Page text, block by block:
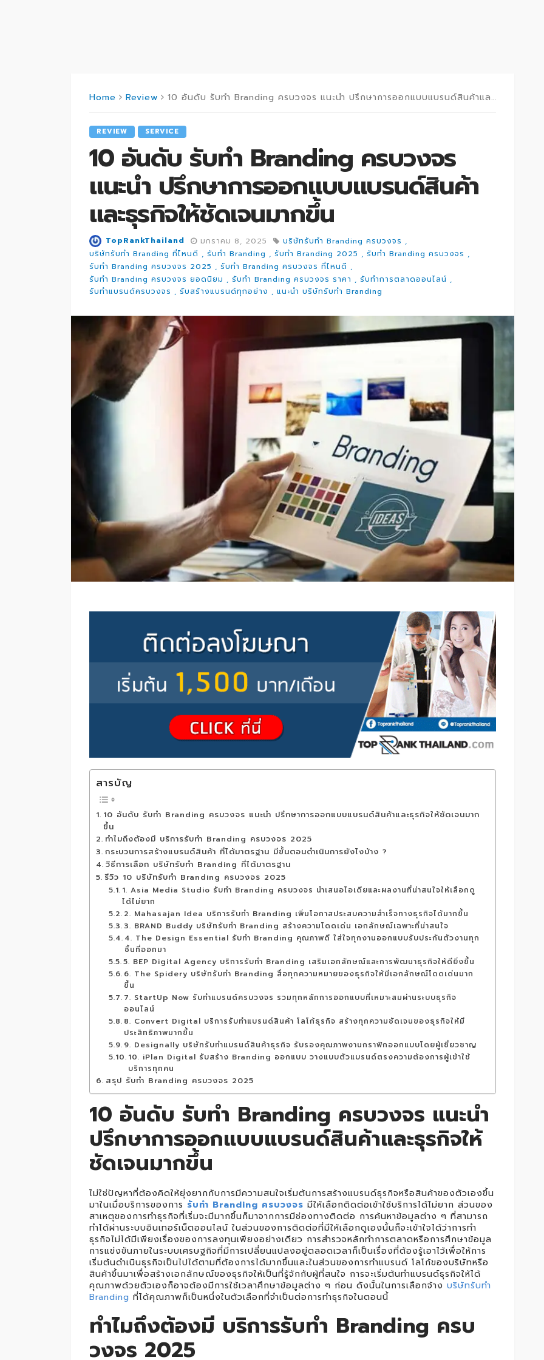
Home Review 10 อันดับ รับทำ Branding ครบวงจร แนะนำ ปรึกษาการออกแบบแบรนด์สินค้าและธุรกิจให้ชัดเจนมากขึ้น
REVIEW SERVICE
10 อันดับ รับทำ Branding ครบวงจร
แนะนำ ปรึกษาการออกแบบแบรนด์สินค้า
และธุรกิจให้ชัดเจนมากขึ้น
TopRankThailand มกราคม 8, 2025
บริษัทรับทำ Branding ครบวงจร
บริษัทรับทำ Branding ที่ไหนดี
รับทำ Branding รับทำ Branding 2025
รับทำ Branding ครบวงจร
รับทำ Branding ครบวงจร 2025
รับทำ Branding ครบวงจร ที่ไหนดี
รับทำ Branding ครบวงจร ยอดนิยม
รับทำ Branding ครบวงจร ราคา
รับทำการตลาดออนไลน์
รับทำแบรนด์ครบวงจร
รับสร้างแบรนด์ทุกอย่าง แนะนำ บริษัทรับทำ Branding
สารบัญ
10 อันดับ รับทำ Branding ครบวงจร แนะนำ ปรึกษาการออกแบบแบรนด์สินค้าและธุรกิจให้ชัดเจนมาก
ขึ้น
ทำไมถึงต้องมี บริการรับทำ Branding ครบวงจร 2025
กระบวนการสร้างแบรนด์สินค้า ที่ได้มาตรฐาน มีขั้นตอนดำเนินการยังไงบ้าง ?
วิธีการเลือก บริษัทรับทำ Branding ที่ได้มาตรฐาน
รีวิว 10 บริษัทรับทำ Branding ครบวงจร 2025
1. Asia Media Studio รับทำ Branding ครบวงจร นำเสนอไอเดียและผลงานที่น่าสนใจให้เลือกดู
ได้ไม่ยาก
2. Mahasajan Idea บริการรับทำ Branding เพิ่มโอกาสประสบความสำเร็จทางธุรกิจได้มากขึ้น
3. BRAND Buddy บริษัทรับทำ Branding สร้างความโดดเด่น เอกลักษณ์เฉพาะที่น่าสนใจ
4. The Design Essential รับทำ Branding คุณภาพดี ใส่ใจทุกงานออกแบบรับประกันตัวงานทุก
ชิ้นที่ออกมา
5. BEP Digital Agency บริการรับทำ Branding เสริมเอกลักษณ์และการพัฒนาธุรกิจให้ดียิ่งขึ้น
6. The Spidery บริษัทรับทำ Branding สื่อทุกความหมายของธุรกิจให้มีเอกลักษณ์โดดเด่นมาก
ขึ้น
7. StartUp Now รับทำแบรนด์ครบวงจร รวมทุกหลักการออกแบบที่เหมาะสมผ่านระบบธุรกิจ
ออนไลน์
8. Convert Digital บริการรับทำแบรนด์สินค้า โลโก้ธุรกิจ สร้างทุกความชัดเจนของธุรกิจให้มี
ประสิทธิภาพมากขึ้น
9. Designally บริษัทรับทำแบรนด์สินค้าธุรกิจ รับรองคุณภาพงานกราฟิกออกแบบโดยผู้เชี่ยวชาญ
10. iPlan Digital รับสร้าง Branding ออกแบบ วางแบบตัวแบรนด์ตรงความต้องการผู้เข้าใช้
บริการทุกคน
สรุป รับทำ Branding ครบวงจร 2025
10 อันดับ รับทำ Branding ครบวงจร แนะนำ
ปรึกษาการออกแบบแบรนด์สินค้าและธุรกิจให้
ชัดเจนมากขึ้น
ไม่ใช่ปัญหาที่ต้องคิดให้ยุ่งยากกับการมีความสนใจเริ่มต้นการสร้างแบรนด์ธุรกิจหรือสินค้าของตัวเองขึ้น
มาในเมื่อบริการของการ รับทำ Branding ครบวงจร มีให้เลือกติดต่อเข้าใช้บริการได้ไม่ยาก ส่วนของ
สาเหตุของการทำธุรกิจที่เริ่มจะมีมากขึ้นก็มาจากการมีช่องทางติดต่อ การค้นหาข้อมูลต่าง ๆ ที่สามารถ
ทำได้ผ่านระบบอินเทอร์เน็ตออนไลน์ ในส่วนของการติดต่อที่มีให้เลือกดูเองนั้นก็จะเข้าใจได้ว่าการทำ
ธุรกิจไม่ได้มีเพียงเรื่องของการลงทุนเพียงอย่างเดียว การสำรวจหลักทำการตลาดหรือการศึกษาข้อมูล
การแข่งขันภายในระบบเศรษฐกิจที่มีการเปลี่ยนแปลงอยู่ตลอดเวลาก็เป็นเรื่องที่ต้องรู้เอาไว้เพื่อให้การ
เริ่มต้นดำเนินธุรกิจเป็นไปได้ตามที่ต้องการได้มากขึ้นและในส่วนของการทำแบรนด์ โลโก้ของบริษัทหรือ
สินค้าขึ้นมาเพื่อสร้างเอกลักษณ์ของธุรกิจให้เป็นที่รู้จักกับผู้ที่สนใจ การจะเริ่มต้นทำแบรนด์ธุรกิจให้ได้
คุณภาพด้วยตัวเองก็อาจต้องมีการใช้เวลาศึกษาข้อมูลต่าง ๆ ก่อน ดังนั้นในการเลือกจ้าง บริษัทรับทำ
Branding ที่ได้คุณภาพก็เป็นหนึ่งในตัวเลือกที่จำเป็นต่อการทำธุรกิจในตอนนี้
ทำไมถึงต้องมี บริการรับทำ Branding ครบ
วงจร 2025